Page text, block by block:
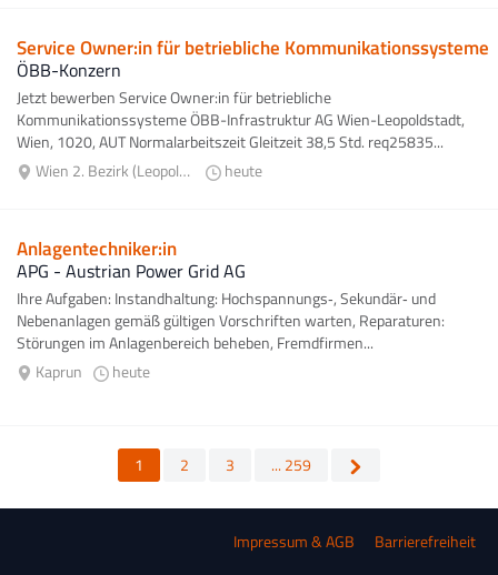
Service Owner:in für betriebliche Kommunikationssysteme
ÖBB-Konzern
Jetzt bewerben Service Owner:in für betriebliche
Kommunikationssysteme ÖBB-Infrastruktur AG Wien-Leopoldstadt,
Wien, 1020, AUT Normalarbeitszeit Gleitzeit 38,5 Std. req25835...
Wien 2. Bezirk (Leopoldstadt)
heute
Anlagentechniker:in
APG - Austrian Power Grid AG
Ihre Aufgaben: Instandhaltung: Hochspannungs‑, Sekundär‑ und
Nebenanlagen gemäß gültigen Vorschriften warten, Reparaturen:
Störungen im Anlagenbereich beheben, Fremdfirmen...
Kaprun
heute
1 2 3 ... 259
Impressum & AGB Barrierefreiheit